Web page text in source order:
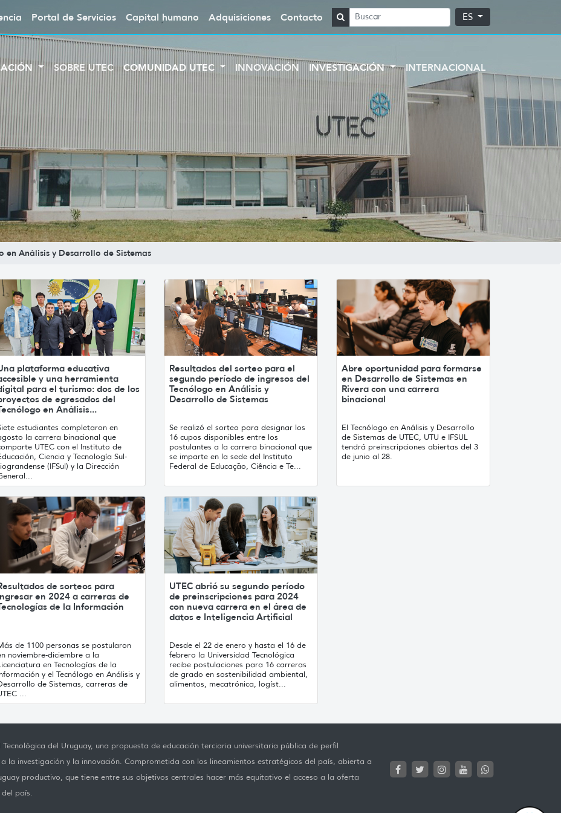
Portal de Servicios Capital humano Adquisiciones Contacto ES
SOBRE UTEC COMUNIDAD UTEC INNOVACIÓN INVESTIGACIÓN INTERNACIONAL
en Análisis y Desarrollo de Sistemas
plataforma educativa
y una herramienta
para el turismo: dos de los
de egresados del
en Análisis...
estudiantes completaron en
la carrera binacional que
UTEC con el Instituto de
Ciencia y Tecnología Sul-
(IFSul) y la Dirección
Resultados del sorteo para el
segundo período de ingresos del
Tecnólogo en Análisis y
Desarrollo de Sistemas
Se realizó el sorteo para designar los
16 cupos disponibles entre los
postulantes a la carrera binacional que
se imparte en la sede del Instituto
Federal de Educação, Ciência e Te...
Abre oportunidad para formarse
en Desarrollo de Sistemas en
Rivera con una carrera
binacional
El Tecnólogo en Análisis y Desarrollo
de Sistemas de UTEC, UTU e IFSUL
tendrá preinscripciones abiertas del 3
de junio al 28.
de sorteos para
en 2024 a carreras de
de la Información
de 1100 personas se postularon
noviembre-diciembre a la
en Tecnologías de la
y el Tecnólogo en Análisis y
de Sistemas, carreras de
...
UTEC abrió su segundo período
de preinscripciones para 2024
con nueva carrera en el área de
datos e Inteligencia Artificial
Desde el 22 de enero y hasta el 16 de
febrero la Universidad Tecnológica
recibe postulaciones para 16 carreras
de grado en sostenibilidad ambiental,
alimentos, mecatrónica, logíst...
Tecnológica del Uruguay, una propuesta de educación terciaria universitaria pública de perfil
la investigación y la innovación. Comprometida con los lineamientos estratégicos del país, abierta a
productivo, que tiene entre sus objetivos centrales hacer más equitativo el acceso a la oferta
país.